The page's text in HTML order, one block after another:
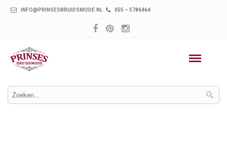
INFO@PRINSESBRUIDSMODE.NL 055 – 5786464